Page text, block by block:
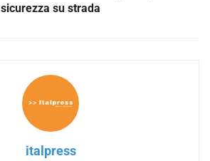
sicurezza su strada
italpress